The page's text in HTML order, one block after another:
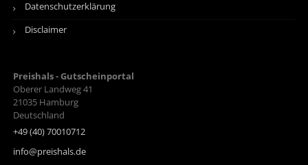
Datenschutzerklärung
Disclaimer
Preishals - Gutscheinportal
Oberer Landweg 41
21035 Hamburg
Deutschland
+49 (40) 70010712
info@preishals.de